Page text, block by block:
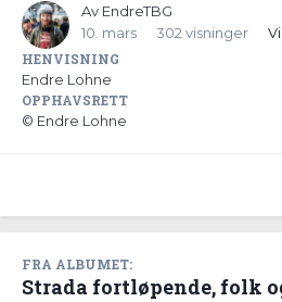
Av EndreTBG
10. mars
302 visninger
HENVISNING
Endre Lohne
OPPHAVSRETT
© Endre Lohne
FRA ALBUMET:
Strada fortløpende, folk